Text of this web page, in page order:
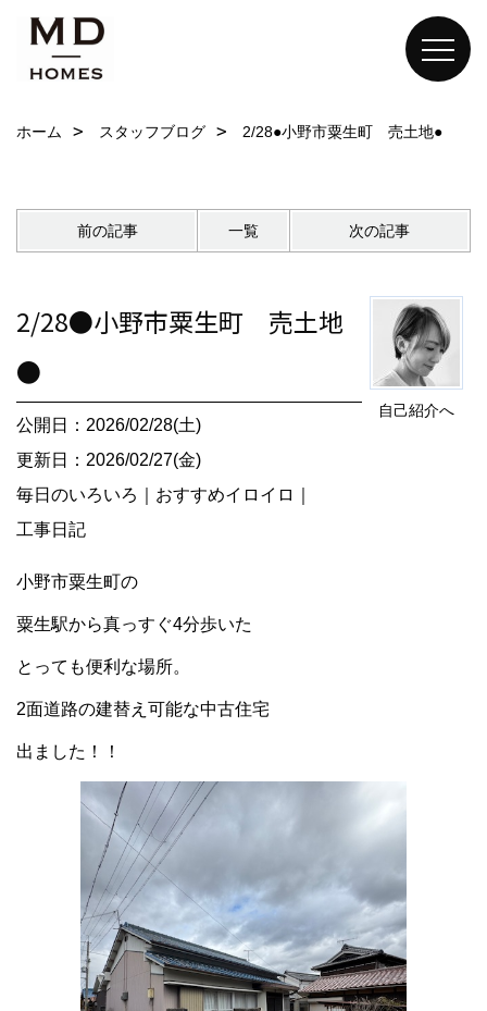
ホーム スタッフブログ 2/28●小野市粟生町 売土地●
前の記事 一覧 次の記事
自己紹介へ
2/28●小野市粟生町 売土地
●
公開日：2026/02/28(土)
更新日：2026/02/27(金)
毎日のいろいろ
おすすめイロイロ
工事日記
小野市粟生町の
粟生駅から真っすぐ4分歩いた
とっても便利な場所。
2面道路の建替え可能な中古住宅
出ました！！